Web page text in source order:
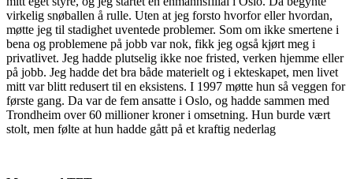
virkelig snøballen å rulle. Uten at jeg forsto hvorfor eller hvordan,
møtte jeg til stadighet uventede problemer. Som om ikke smertene i
bena og problemene på jobb var nok, fikk jeg også kjørt meg i
privatlivet. Jeg hadde plutselig ikke noe fristed, verken hjemme eller
på jobb. Jeg hadde det bra både materielt og i ekteskapet, men livet
mitt var blitt redusert til en eksistens. I 1997 møtte hun så veggen for
første gang. Da var de fem ansatte i Oslo, og hadde sammen med
Trondheim over 60 millioner kroner i omsetning. Hun burde vært
stolt, men følte at hun hadde gått på et kraftig nederlag